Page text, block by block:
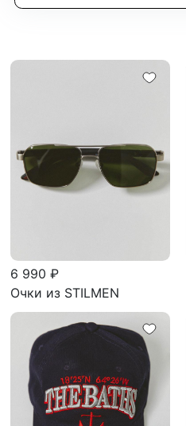
6 990 ₽
Очки из STILMEN